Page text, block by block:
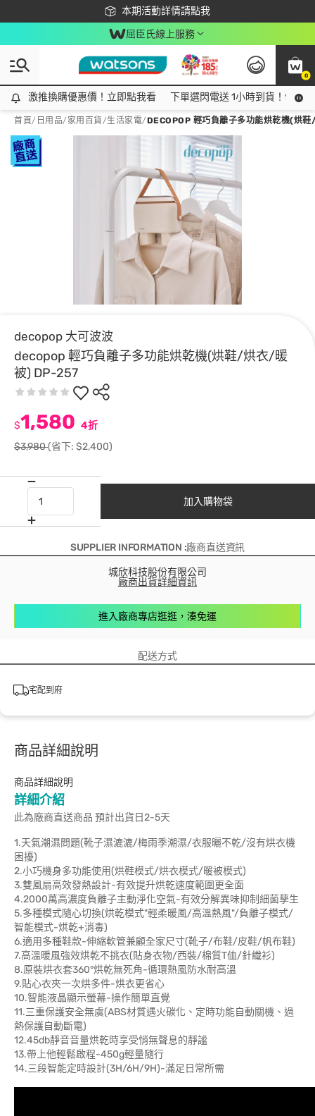
本期活動詳情請點我
下載app最高回饋$350
屈臣氏線上服務
0
激推換購優惠價！立即點我看
激推換購優惠價！立即點我看 下單選閃電送 1小時到貨！領神
首頁/ 日用品/ 家用百貨/生活家電/DECOPOP 輕巧負離子多功能烘乾機(烘
decopop 大可波波
decopop 輕巧負離子多功能烘乾機(烘鞋/烘衣/暖
被) DP-257
$1,580 4折
$3,980(省下: $2,400)
加入購物袋
SUPPLIER INFORMATION :廠商直送資訊
城欣科技股份有限公司
廠商出貨詳細資訊
進入廠商專店逛逛，湊免運
配送方式
宅配到府
商品詳細說明
商品詳細說明
詳細介紹
此為廠商直送商品 預計出貨日2-5天
1.天氣潮濕問題(靴子濕漉漉/梅雨季潮濕/衣服曬不乾/沒有烘衣機
困擾)
2.小巧機身多功能使用(烘鞋模式/烘衣模式/暖被模式)
3.雙風扇高效發熱設計-有效提升烘乾速度範圍更全面
4.2000萬高濃度負離子主動淨化空氣-有效分解異味抑制細菌孳生
5.多種模式隨心切換(烘乾模式"輕柔暖風/高溫熱風"/負離子模式/
智能模式-烘乾+消毒)
6.適用多種鞋款-伸縮軟管兼顧全家尺寸(靴子/布鞋/皮鞋/帆布鞋)
7.高溫暖風強效烘乾不挑衣(貼身衣物/西裝/棉質T侐/針織衫)
8.原裝烘衣套360°烘乾無死角-循環熱風防水耐高溫
9.貼心衣夾一次烘多件-烘衣更省心
10.智能液晶顯示螢幕-操作簡單直覺
11.三重保護安全無虞(ABS材質遇火碳化、定時功能自動關機、過
熱保護自動斷電)
12.45db靜音音量烘乾時享受悄無聲息的靜謐
13.帶上他輕鬆啟程-450g輕量隨行
14.三段智能定時設計(3H/6H/9H)-滿足日常所需